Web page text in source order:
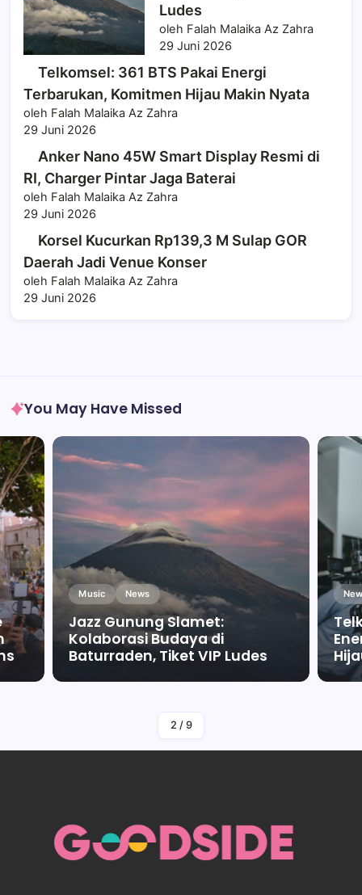
Ludes
oleh Falah Malaika Az Zahra
29 Juni 2026
Telkomsel: 361 BTS Pakai Energi
Terbarukan, Komitmen Hijau Makin Nyata
oleh Falah Malaika Az Zahra
29 Juni 2026
Anker Nano 45W Smart Display Resmi di
RI, Charger Pintar Jaga Baterai
oleh Falah Malaika Az Zahra
29 Juni 2026
Korsel Kucurkan Rp139,3 M Sulap GOR
Daerah Jadi Venue Konser
oleh Falah Malaika Az Zahra
29 Juni 2026
You May Have Missed
Music News
Jazz Gunung Slamet:
Kolaborasi Budaya di
Baturraden, Tiket VIP Ludes
By Falah Malaika Az Zahra
2 / 9